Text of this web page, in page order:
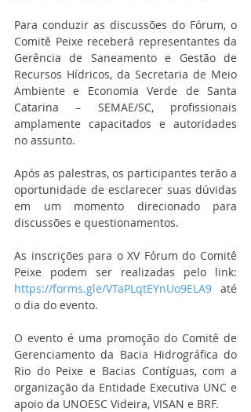
Para conduzir as discussões do Fórum, o
Comitê Peixe receberá representantes da
Gerência de Saneamento e Gestão de
Recursos Hídricos, da Secretaria de Meio
Ambiente e Economia Verde de Santa
Catarina – SEMAE/SC, profissionais
amplamente capacitados e autoridades
no assunto.
Após as palestras, os participantes terão a
oportunidade de esclarecer suas dúvidas
em um momento direcionado para
discussões e questionamentos.
As inscrições para o XV Fórum do Comitê
https://forms.gle/VTaPLqtEYnUo9ELA9 até
o dia do evento.
O evento é uma promoção do Comitê de
Gerenciamento da Bacia Hidrográfica do
Rio do Peixe e Bacias Contíguas, com a
organização da Entidade Executiva UNC e
apoio da UNOESC Videira, VISAN e BRF.